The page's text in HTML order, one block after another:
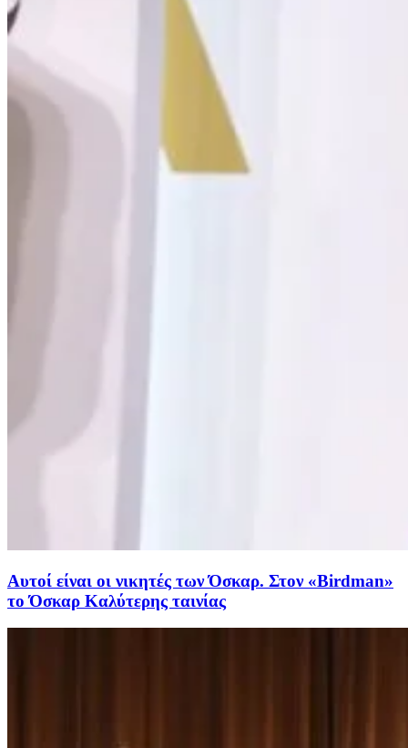
Αυτοί είναι οι νικητές των Όσκαρ. Στον «Birdman»
το Όσκαρ Καλύτερης ταινίας